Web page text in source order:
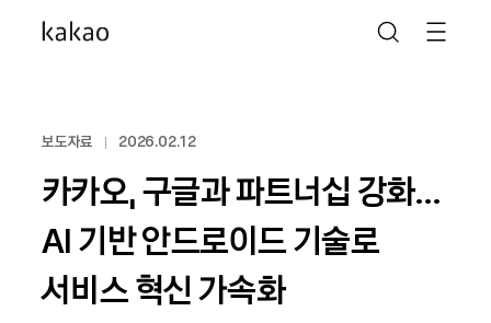
보도자료 2026.02.12
카카오, 구글과 파트너십 강화…
AI 기반 안드로이드 기술로
서비스 혁신 가속화